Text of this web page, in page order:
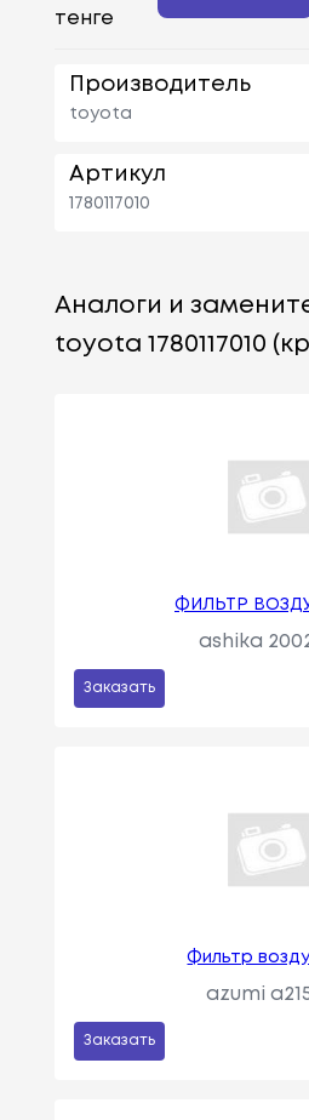
тенге
Производитель
toyota
Артикул
1780117010
Аналоги и
toyota 1780117010
ФИЛЬТР
ashika
Заказать
Фильтр
azumi
Заказать